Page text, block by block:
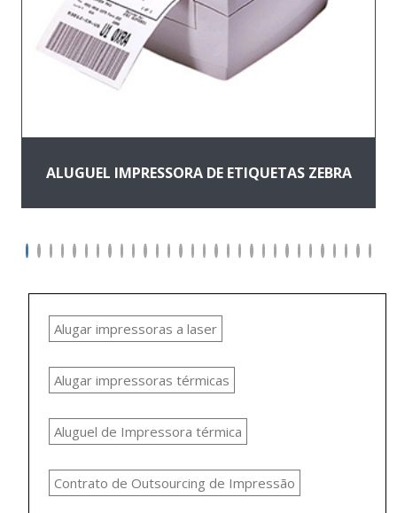
ALUGUEL IMPRESSORA DE ETIQUETAS ZEBRA
Alugar impressoras a laser
Alugar impressoras térmicas
Aluguel de Impressora térmica
Contrato de Outsourcing de Impressão